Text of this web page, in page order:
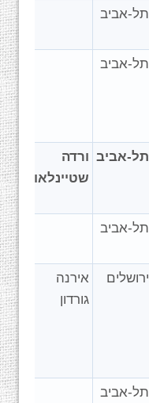
תל-אביב
תל-אביב
תל-אביב ורדה
שטיינלאוף
תל-אביב
ירושלים
אירנה
גורדון
תל-אביב